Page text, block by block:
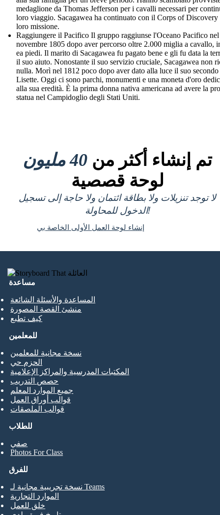
medaglione da Thomas Jefferson per i cavalli necessari per
loro viaggio. Sacagawea ha continuato con il Corps of Discovery
loro missione.
Raggiungere il Pacifico Il gruppo raggiunse l'Oceano Pacifico nel
novembre 1805 dopo aver percorso oltre 2.000 miglia a cavallo,
ea piedi. Il marito di Sacagawea fu pagato bene e gli fu data la
il suo aiuto. Nonostante il suo servizio cruciale, Sacagawea non
nulla. Morì nel 1812 poco dopo aver dato alla luce il suo
Lisette. Oggi ci sono parchi, monumenti e una moneta d'oro
alla sua eredità. È la prima donna nativa americana ad avere la
statua nel Campidoglio degli Stati Uniti.
تم إنشاء أكثر من 40 مليون
لوحة قصصية
لا توجد تنزيلات ولا بطاقة ائتمان ولا حاجة إلى تسجيل
الدخول للمحاولة!
إنشاء لوحة العمل الأولى الخاصة بي
مساعدة
المساعدة والأسئلة الشائعة
منشئ القصة المصورة
كيف تطبع
للطلاب
صفي
Photos For Class
للمعلمين
نسخة مجانية للمعلمين
الحزم حي
المكتبات المدرسية والمراكز الإعلامية
حصص التدريب
جميع الموارد المعلم
قوالب أوراق العمل
قوالب الملصقات
للفرق
نسخة تجريبية مجانية لـ Teams
الموارد التجارية
خلق للعمل